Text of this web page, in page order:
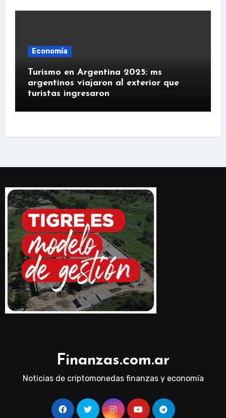
Economía
Turismo en Argentina 2025: ms
argentinos viajaron al exterior que
turistas ingresaron
Finanzas.com.ar
Noticias de criptomonedas finanzas y economía